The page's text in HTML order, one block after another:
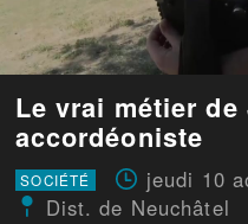
Le vrai métier
accordéoniste
SOCIÉTÉ jeudi 10
Dist. de Neuchâtel